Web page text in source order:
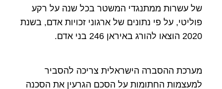
של עשרות ממתנגדי המשטר בכל שנה על רקע
פוליטי, על פי נתונים של ארגוני זכויות אדם, בשנת
2020 הוצאו להורג באיראן 246 בני אדם.
מערכת ההסברה הישראלית צריכה להסביר
למעצמות החתומות על הסכם הגרעין את הסכנה